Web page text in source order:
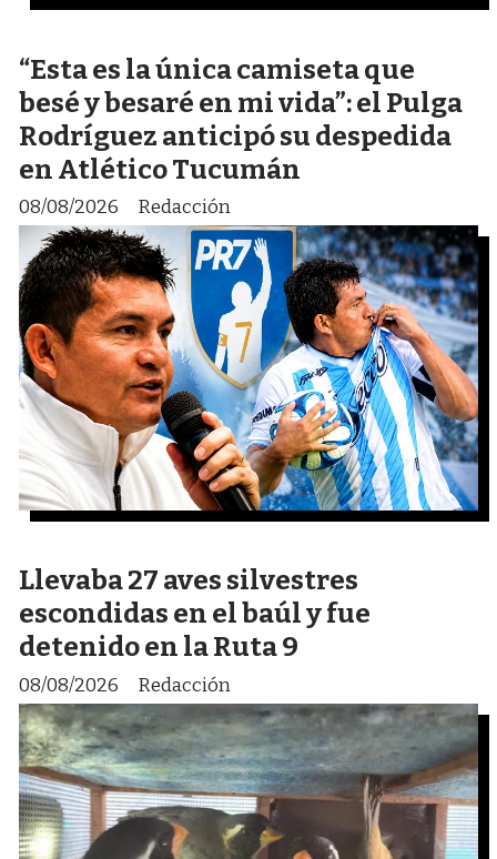
“Esta es la única camiseta que
besé y besaré en mi vida”: el Pulga
Rodríguez anticipó su despedida
en Atlético Tucumán
Redacción
08/08/2026
Llevaba 27 aves silvestres
escondidas en el baúl y fue
detenido en la Ruta 9
Redacción
08/08/2026